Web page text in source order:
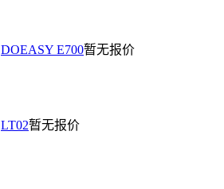
DOEASY E700暂无报价
LT02暂无报价